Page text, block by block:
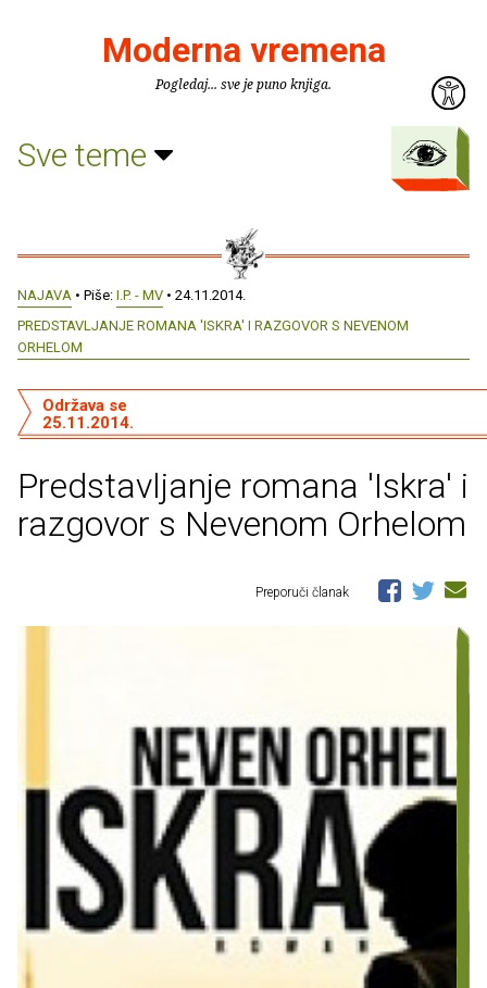
Moderna vremena
Pogledaj... sve je puno knjiga.
Sve teme
NAJAVA • Piše: I.P. - MV • 24.11.2014.
PREDSTAVLJANJE ROMANA 'ISKRA' I RAZGOVOR S NEVENOM
ORHELOM
Predstavljanje romana 'Iskra' i
razgovor s Nevenom Orhelom
Održava se
25.11.2014.
Preporuči članak